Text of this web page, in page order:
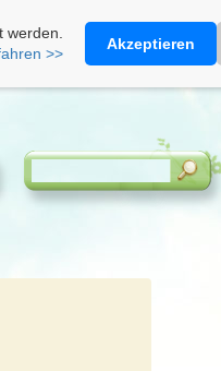
Heimathonig auf Facebook|
>>
Akzeptieren